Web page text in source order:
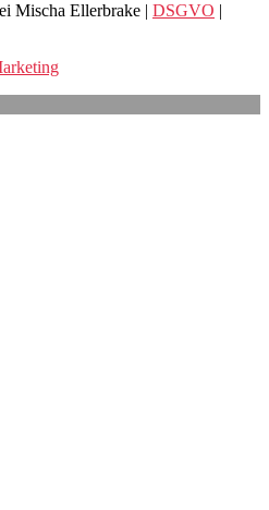
Mischa Ellerbrake | DSGVO |